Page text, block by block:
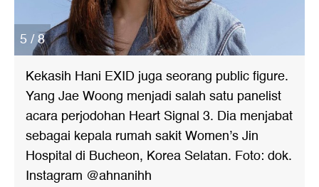
5 / 8
Kekasih Hani EXID juga seorang public figure.
Yang Jae Woong menjadi salah satu panelist
acara perjodohan Heart Signal 3. Dia menjabat
sebagai kepala rumah sakit Women’s Jin
Hospital di Bucheon, Korea Selatan. Foto: dok.
Instagram @ahnanihh